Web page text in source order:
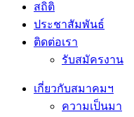
สถิติ
ประชาสัมพันธ์
ติดต่อเรา
รับสมัครงาน
เกี่ยวกับสมาคมฯ
ความเป็นมา